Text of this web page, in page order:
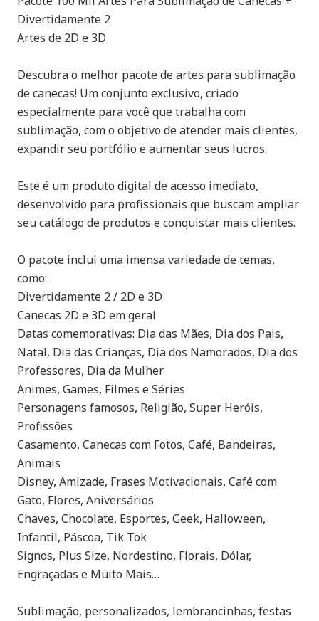
Divertidamente 2
Artes de 2D e 3D
Descubra o melhor pacote de artes para sublimação
de canecas! Um conjunto exclusivo, criado
especialmente para você que trabalha com
sublimação, com o objetivo de atender mais clientes,
expandir seu portfólio e aumentar seus lucros.
Este é um produto digital de acesso imediato,
desenvolvido para profissionais que buscam ampliar
seu catálogo de produtos e conquistar mais clientes.
O pacote inclui uma imensa variedade de temas,
como:
Divertidamente 2 / 2D e 3D
Canecas 2D e 3D em geral
Datas comemorativas: Dia das Mães, Dia dos Pais,
Natal, Dia das Crianças, Dia dos Namorados, Dia dos
Professores, Dia da Mulher
Animes, Games, Filmes e Séries
Personagens famosos, Religião, Super Heróis,
Profissões
Casamento, Canecas com Fotos, Café, Bandeiras,
Animais
Disney, Amizade, Frases Motivacionais, Café com
Gato, Flores, Aniversários
Chaves, Chocolate, Esportes, Geek, Halloween,
Infantil, Páscoa, Tik Tok
Signos, Plus Size, Nordestino, Florais, Dólar,
Engraçadas e Muito Mais…
Sublimação, personalizados, lembrancinhas, festas